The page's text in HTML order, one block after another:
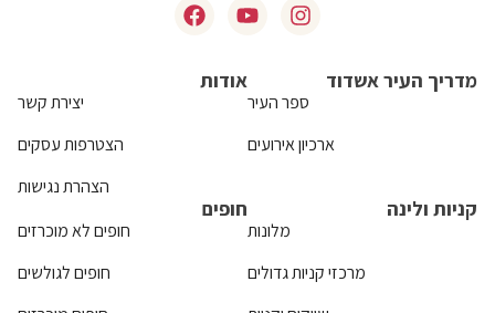
אודות
יצירת קשר
הצטרפות עסקים
הצהרת נגישות
מדריך העיר אשדוד
ספר העיר
ארכיון אירועים
חופים
חופים לא מוכרזים
חופים לגולשים
קניות ולינה
מלונות
מרכזי קניות גדולים